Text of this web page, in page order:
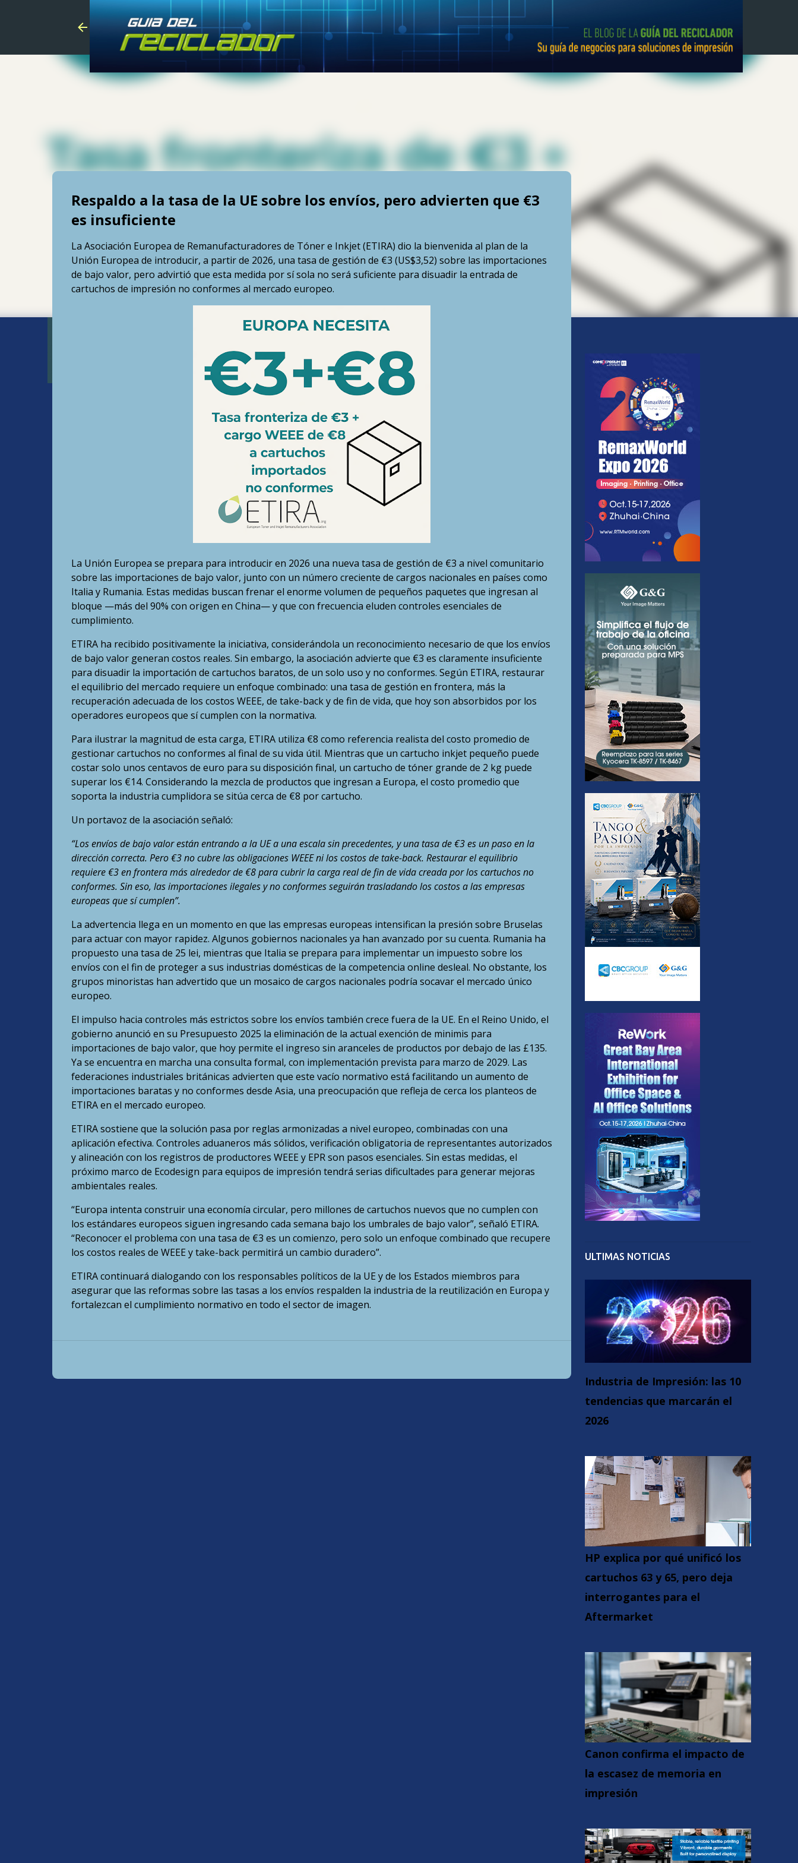
Skip to main content
Respaldo a la tasa de la UE sobre los envíos, pero advierten que €3
es insuficiente
La Asociación Europea de Remanufacturadores de Tóner e Inkjet (ETIRA) dio la bienvenida al plan de la
Unión Europea de introducir, a partir de 2026, una tasa de gestión de €3 (US$3,52) sobre las importaciones
de bajo valor, pero advirtió que esta medida por sí sola no será suficiente para disuadir la entrada de
cartuchos de impresión no conformes al mercado europeo.
La Unión Europea se prepara para introducir en 2026 una nueva tasa de gestión de €3 a nivel comunitario
sobre las importaciones de bajo valor, junto con un número creciente de cargos nacionales en países como
Italia y Rumania. Estas medidas buscan frenar el enorme volumen de pequeños paquetes que ingresan al
bloque —más del 90% con origen en China— y que con frecuencia eluden controles esenciales de
cumplimiento.
ETIRA ha recibido positivamente la iniciativa, considerándola un reconocimiento necesario de que los envíos
de bajo valor generan costos reales. Sin embargo, la asociación advierte que €3 es claramente insuficiente
para disuadir la importación de cartuchos baratos, de un solo uso y no conformes. Según ETIRA, restaurar
el equilibrio del mercado requiere un enfoque combinado: una tasa de gestión en frontera, más la
recuperación adecuada de los costos WEEE, de take-back y de fin de vida, que hoy son absorbidos por los
operadores europeos que sí cumplen con la normativa.
Para ilustrar la magnitud de esta carga, ETIRA utiliza €8 como referencia realista del costo promedio de
gestionar cartuchos no conformes al final de su vida útil. Mientras que un cartucho inkjet pequeño puede
costar solo unos centavos de euro para su disposición final, un cartucho de tóner grande de 2 kg puede
superar los €14. Considerando la mezcla de productos que ingresan a Europa, el costo promedio que
soporta la industria cumplidora se sitúa cerca de €8 por cartucho.
Un portavoz de la asociación señaló:
“Los envíos de bajo valor están entrando a la UE a una escala sin precedentes, y una tasa de €3 es un paso en la
dirección correcta. Pero €3 no cubre las obligaciones WEEE ni los costos de take-back. Restaurar el equilibrio
requiere €3 en frontera más alrededor de €8 para cubrir la carga real de fin de vida creada por los cartuchos no
conformes. Sin eso, las importaciones ilegales y no conformes seguirán trasladando los costos a las empresas
europeas que sí cumplen”.
La advertencia llega en un momento en que las empresas europeas intensifican la presión sobre Bruselas
para actuar con mayor rapidez. Algunos gobiernos nacionales ya han avanzado por su cuenta. Rumania ha
propuesto una tasa de 25 lei, mientras que Italia se prepara para implementar un impuesto sobre los
envíos con el fin de proteger a sus industrias domésticas de la competencia online desleal. No obstante, los
grupos minoristas han advertido que un mosaico de cargos nacionales podría socavar el mercado único
europeo.
El impulso hacia controles más estrictos sobre los envíos también crece fuera de la UE. En el Reino Unido, el
gobierno anunció en su Presupuesto 2025 la eliminación de la actual exención de minimis para
importaciones de bajo valor, que hoy permite el ingreso sin aranceles de productos por debajo de las £135.
Ya se encuentra en marcha una consulta formal, con implementación prevista para marzo de 2029. Las
federaciones industriales británicas advierten que este vacío normativo está facilitando un aumento de
importaciones baratas y no conformes desde Asia, una preocupación que refleja de cerca los planteos de
ETIRA en el mercado europeo.
ETIRA sostiene que la solución pasa por reglas armonizadas a nivel europeo, combinadas con una
aplicación efectiva. Controles aduaneros más sólidos, verificación obligatoria de representantes autorizados
y alineación con los registros de productores WEEE y EPR son pasos esenciales. Sin estas medidas, el
próximo marco de Ecodesign para equipos de impresión tendrá serias dificultades para generar mejoras
ambientales reales.
“Europa intenta construir una economía circular, pero millones de cartuchos nuevos que no cumplen con
los estándares europeos siguen ingresando cada semana bajo los umbrales de bajo valor”, señaló ETIRA.
“Reconocer el problema con una tasa de €3 es un comienzo, pero solo un enfoque combinado que recupere
los costos reales de WEEE y take-back permitirá un cambio duradero”.
ETIRA continuará dialogando con los responsables políticos de la UE y de los Estados miembros para
asegurar que las reformas sobre las tasas a los envíos respalden la industria de la reutilización en Europa y
fortalezcan el cumplimiento normativo en todo el sector de imagen.
ULTIMAS NOTICIAS
Industria de Impresión: las 10
tendencias que marcarán el
2026
HP explica por qué unificó los
cartuchos 63 y 65, pero deja
interrogantes para el
Aftermarket
Canon confirma el impacto de
la escasez de memoria en
impresión